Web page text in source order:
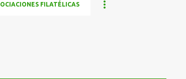
FILATÉLICAS